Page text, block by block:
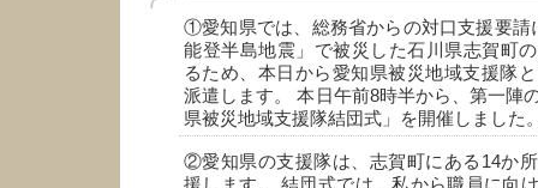
①愛知県では、総務省からの対口支援要請
能登半島地震」で被災した石川県志賀町
るため、本日から愛知県被災地域支援隊
派遣します。 本日午前8時半から、第一陣
県被災地域支援隊結団式」を開催しました
②愛知県の支援隊は、志賀町にある14か